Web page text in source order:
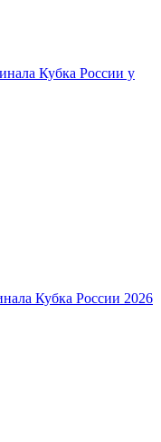
Кубка России у
Кубка России 2026